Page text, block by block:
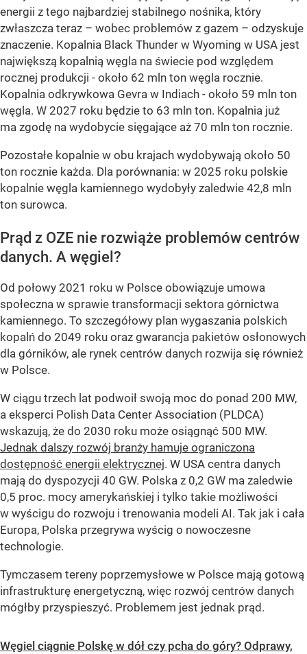
energii z tego najbardziej stabilnego nośnika, który
zwłaszcza teraz – wobec problemów z gazem – odzyskuje
znaczenie. Kopalnia Black Thunder w Wyoming w USA jest
największą kopalnią węgla na świecie pod względem
rocznej produkcji - około 62 mln ton węgla rocznie.
Kopalnia odkrywkowa Gevra w Indiach - około 59 mln ton
węgla. W 2027 roku będzie to 63 mln ton. Kopalnia już
ma zgodę na wydobycie sięgające aż 70 mln ton rocznie.
Pozostałe kopalnie w obu krajach wydobywają około 50
ton rocznie każda. Dla porównania: w 2025 roku polskie
kopalnie węgla kamiennego wydobyły zaledwie 42,8 mln
ton surowca.
Prąd z OZE nie rozwiąże problemów centrów
danych. A węgiel?
Od połowy 2021 roku w Polsce obowiązuje umowa
społeczna w sprawie transformacji sektora górnictwa
kamiennego. To szczegółowy plan wygaszania polskich
kopalń do 2049 roku oraz gwarancja pakietów osłonowych
dla górników, ale rynek centrów danych rozwija się również
w Polsce.
W ciągu trzech lat podwoił swoją moc do ponad 200 MW,
a eksperci Polish Data Center Association (PLDCA)
wskazują, że do 2030 roku może osiągnąć 500 MW.
Jednak dalszy rozwój branży hamuje ograniczona
dostępność energii elektrycznej. W USA centra danych
mają do dyspozycji 40 GW. Polska z 0,2 GW ma zaledwie
0,5 proc. mocy amerykańskiej i tylko takie możliwości
w wyścigu do rozwoju i trenowania modeli AI. Tak jak i cała
Europa, Polska przegrywa wyścig o nowoczesne
technologie.
Tymczasem tereny poprzemysłowe w Polsce mają gotową
infrastrukturę energetyczną, więc rozwój centrów danych
mógłby przyspieszyć. Problemem jest jednak prąd.
Węgiel ciągnie Polskę w dół czy pcha do góry? Odprawy,